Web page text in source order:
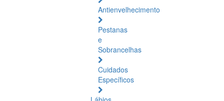
Antienvelhecimento
Pestanas
e
Sobrancelhas
Cuidados
Específicos